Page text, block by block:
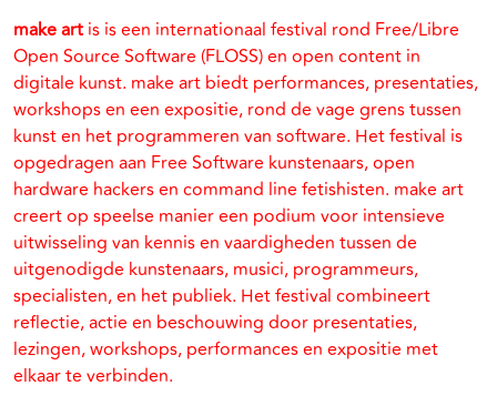
make art is is een internationaal festival rond Free/Libre
Open Source Software (FLOSS) en open content in
digitale kunst. make art biedt performances, presentaties,
workshops en een expositie, rond de vage grens tussen
kunst en het programmeren van software. Het festival is
opgedragen aan Free Software kunstenaars, open
hardware hackers en command line fetishisten. make art
creert op speelse manier een podium voor intensieve
uitwisseling van kennis en vaardigheden tussen de
uitgenodigde kunstenaars, musici, programmeurs,
specialisten, en het publiek. Het festival combineert
reflectie, actie en beschouwing door presentaties,
lezingen, workshops, performances en expositie met
elkaar te verbinden.